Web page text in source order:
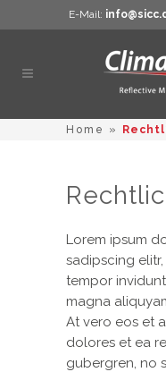
E-Mail:
Home »
Lorem ipsum
sadipscing
tempor
magna
At vero eos et
dolores et ea
gubergren, no